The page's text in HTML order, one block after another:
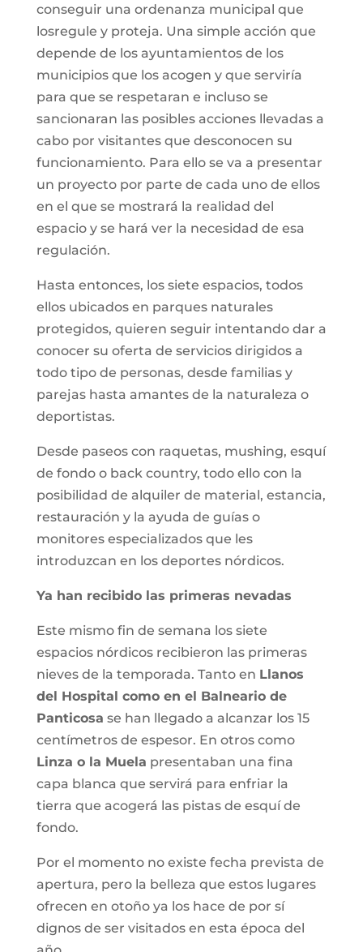
conseguir una ordenanza municipal que
losregule y proteja. Una simple acción que
depende de los ayuntamientos de los
municipios que los acogen y que serviría
para que se respetaran e incluso se
sancionaran las posibles acciones llevadas a
cabo por visitantes que desconocen su
funcionamiento. Para ello se va a presentar
un proyecto por parte de cada uno de ellos
en el que se mostrará la realidad del
espacio y se hará ver la necesidad de esa
regulación.
Hasta entonces, los siete espacios, todos
ellos ubicados en parques naturales
protegidos, quieren seguir intentando dar a
conocer su oferta de servicios dirigidos a
todo tipo de personas, desde familias y
parejas hasta amantes de la naturaleza o
deportistas.
Desde paseos con raquetas, mushing, esquí
de fondo o back country, todo ello con la
posibilidad de alquiler de material, estancia,
restauración y la ayuda de guías o
monitores especializados que les
introduzcan en los deportes nórdicos.
Ya han recibido las primeras nevadas
Este mismo fin de semana los siete
espacios nórdicos recibieron las primeras
nieves de la temporada. Tanto en Llanos
del Hospital como en el Balneario de
Panticosa se han llegado a alcanzar los 15
centímetros de espesor. En otros como
Linza o la Muela presentaban una fina
capa blanca que servirá para enfriar la
tierra que acogerá las pistas de esquí de
fondo.
Por el momento no existe fecha prevista de
apertura, pero la belleza que estos lugares
ofrecen en otoño ya los hace de por sí
dignos de ser visitados en esta época del